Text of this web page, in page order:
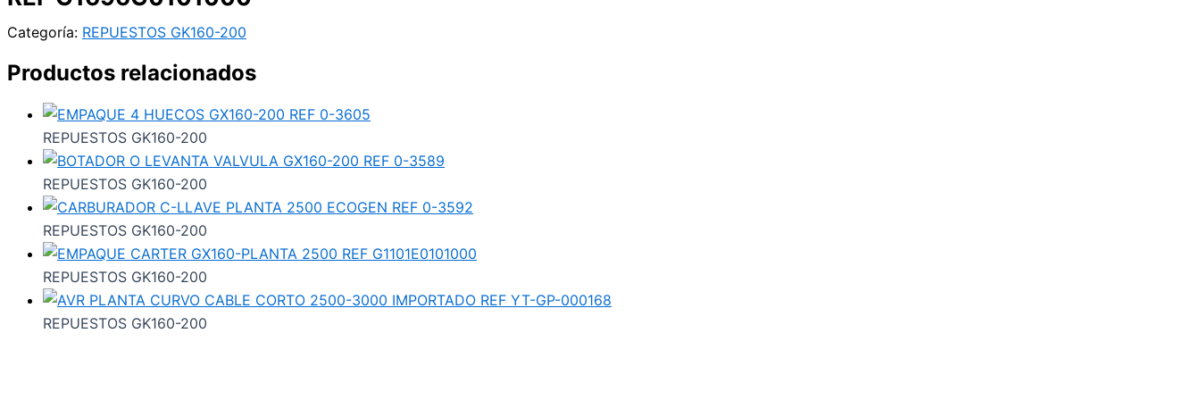
Categoría: REPUESTOS GK160-200
Productos relacionados
REPUESTOS GK160-200
REPUESTOS GK160-200
REPUESTOS GK160-200
REPUESTOS GK160-200
REPUESTOS GK160-200